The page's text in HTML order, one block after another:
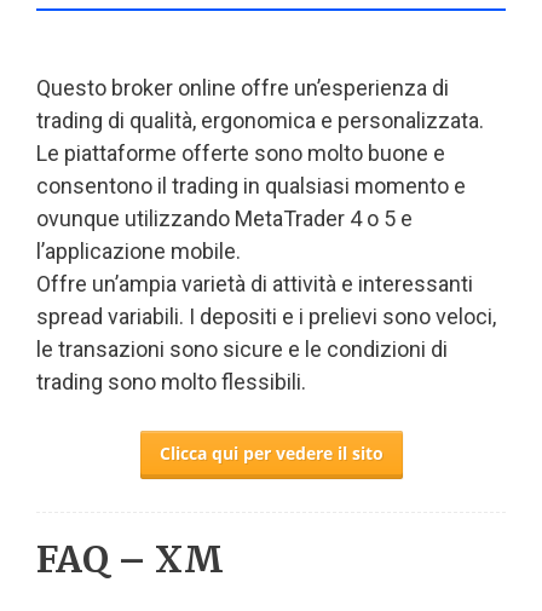
Questo broker online offre un’esperienza di
trading di qualità, ergonomica e personalizzata.
Le piattaforme offerte sono molto buone e
consentono il trading in qualsiasi momento e
ovunque utilizzando MetaTrader 4 o 5 e
l’applicazione mobile.
Offre un’ampia varietà di attività e interessanti
spread variabili. I depositi e i prelievi sono veloci,
le transazioni sono sicure e le condizioni di
trading sono molto flessibili.
Clicca qui per vedere il sito
FAQ – XM